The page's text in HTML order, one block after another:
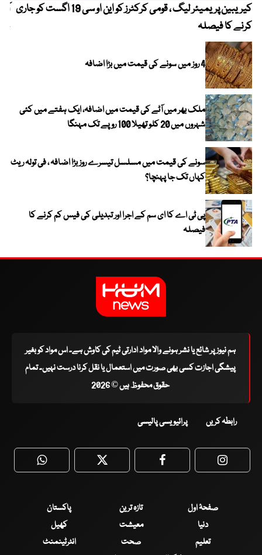
کیریبین پریمیئر لیگ ، قومی کرکٹرز کو این او سی 19 اگست کو جاری
کرنے کا فیصلہ
4 روز میں سونے کی قیمت میں بڑا اضافہ
ملک بھر میں آٹے کی قیمت میں اضافہ، ایک ہفتے میں کئی
شہروں میں 20 کلو تھیلا 100 روپے تک مہنگا
سونے کی قیمت میں مسلسل تیسرے روز بڑا اضافہ ، فی تولہ ریٹ
کہاں تک جا پہنچا؟
پی ٹی اے کا ای سم کے اجرا اور تبدیلی کی فیس کم کرنے کا
فیصلہ
ہم نیوز پر شائع یا نشر ہونے والا مواد ادارتی ٹیم کی کاوش ہے۔ اس مواد کو بغیر
پیشگی اجازت کسی بھی صورت میں استعمال یا نقل کرنا درست نہیں۔ تمام
حقوق محفوظ ہیں © 2026
رابطہ کریں پرائیویسی پالیسی
WhatsApp Twitter Facebook
صفحۂ اول تازہ ترین
پاکستان
دنیا
معیشت
کھیل
تعلیم
صحت
انٹرٹینمنٹ